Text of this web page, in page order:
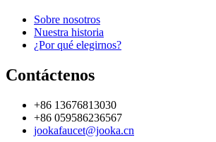
Sobre nosotros
Nuestra historia
¿Por qué elegirnos?
Contáctenos
+86 13676813030
+86 059586236567
jookafaucet@jooka.cn